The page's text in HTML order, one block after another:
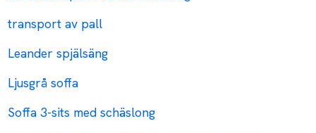
transport av pall
Leander spjälsäng
Ljusgrå soffa
Soffa 3-sits med schäslong